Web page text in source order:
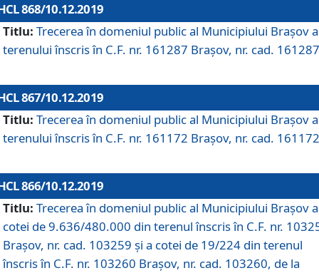
868/10.12.2019
Titlu: Trecerea în domeniul public al Municipiului Braşov a
terenului înscris în C.F. nr. 161287 Brașov, nr. cad.
867/10.12.2019
Titlu: Trecerea în domeniul public al Municipiului Braşov a
terenului înscris în C.F. nr. 161172 Brașov, nr. cad.
866/10.12.2019
Titlu: Trecerea în domeniul public al Municipiului Braşov a
cotei de 9.636/480.000 din terenul înscris în C.F. nr.
Brașov, nr. cad. 103259 și a cotei de 19/224 din terenul
înscris în C.F. nr. 103260 Brașov, nr. cad. 103260, de la